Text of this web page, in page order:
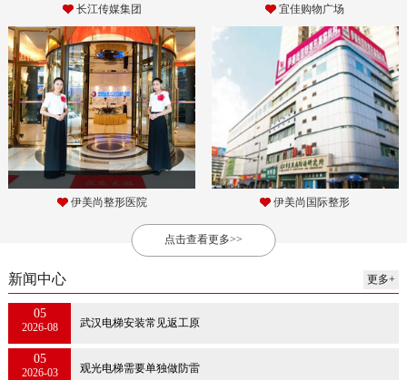
长江传媒集团 宜佳购物广场
伊美尚整形医院 伊美尚国际整形
点击查看更多>>
新闻中心 更多+
05
2026-08 武汉电梯安装常见返工原
05
2026-03 观光电梯需要单独做防雷